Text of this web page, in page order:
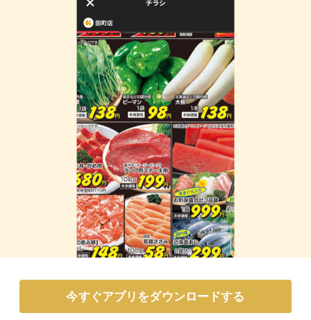
今すぐアプリをダウンロードする